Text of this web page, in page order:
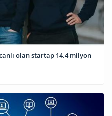
olan startap 14.4 milyon